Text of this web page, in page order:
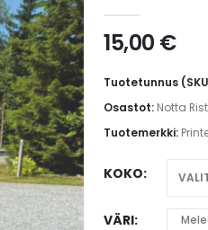
15,00 €
Tuotetunnus
Osastot: Notta
Tuotemerkki:
KOKO
VÄRI